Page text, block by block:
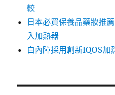
較
日本必買保養品藥妝推
入加熱器
白內障採用創新IQOS加